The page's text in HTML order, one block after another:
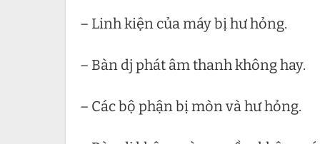
– Linh kiện của máy bị hư hỏng.
– Bàn dj phát âm thanh không hay.
– Các bộ phận bị mòn và hư hỏng.